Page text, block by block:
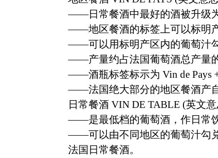
——日常餐酒中最好的酒被升级
——地区餐酒的标签上可以标明
——可以用标明产区内的葡萄汁
——产量约占法国葡萄酒总产量
——酒瓶标签标示为 Vin de Pays
——法国绝大部分的地区餐酒产
日常餐酒 VIN DE TABLE (英文
——是最低档的葡萄酒，作日常
——可以由不同地区的葡萄汁勾
法国日常餐酒。